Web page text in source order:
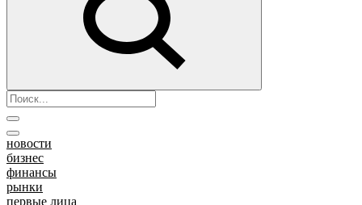
новости
бизнес
финансы
рынки
первые лица